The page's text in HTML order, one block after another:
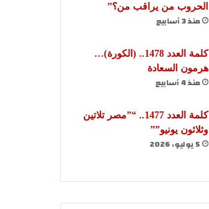
الحروب من يراقب من؟”
منذ 3 أسابيع
كلمة العدد 1478.. (الكورة)…
هرمون السعادة
منذ 4 أسابيع
كلمة العدد 1477.. “”مصر تلاتين
وثلاثون يونيو””
5 يوليو، 2026